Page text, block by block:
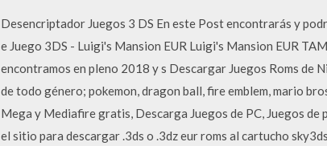
Desencriptador Juegos 3 DS En este Post encontrarás y
e Juego 3DS - Luigi's Mansion EUR Luigi's Mansion EUR
encontramos en pleno 2018 y s Descargar Juegos Roms de
de todo género; pokemon, dragon ball, fire emblem, mario
Mega y Mediafire gratis, Descarga Juegos de PC, Juegos
el sitio para descargar .3ds o .3dz eur roms al cartucho